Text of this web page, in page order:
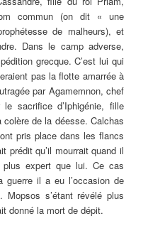
commun (on dit « une
de malheurs), et
Dans le camp adverse,
grecque. C’est lui qui
pas la flotte amarrée à
par Agamemnon, chef
sacrifice d’Iphigénie, fille
de la déesse. Calchas
pris place dans les flancs
prédit qu’il mourrait quand il
plus expert que lui. Ce cas
guerre il a eu l’occasion de
Mopsos s’étant révélé plus
donné la mort de dépit.